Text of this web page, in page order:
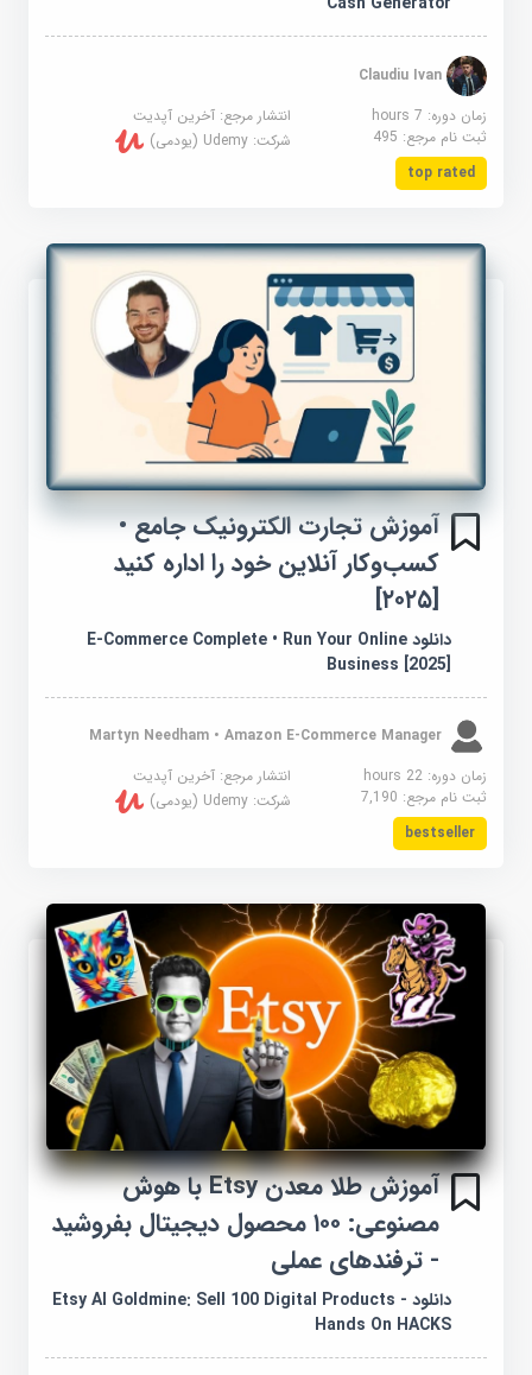
Claudiu Ivan
زمان دوره: 7 hours
انتشار مرجع:آخرین آپدیت
ثبت نام مرجع:495 شرکت:Udemy (یودمی)
top rated
آموزش تجارت الکترونیک جامع •
کسب‌و‌کار آنلاین خود را اداره کنید
دانلود E-Commerce Complete • Run Your Online
Business [2025]
Martyn Needham • Amazon E-Commerce Manager
زمان دوره: 22 hours
انتشار مرجع:آخرین آپدیت
ثبت نام مرجع:7,190 شرکت:Udemy (یودمی)
bestseller
آموزش طلا معدن Etsy با هوش
مصنوعی: ۱۰۰ محصول دیجیتال بفروشید
- ترفندهای عملی
دانلود Etsy AI Goldmine: Sell 100 Digital Products -
Hands On HACKS